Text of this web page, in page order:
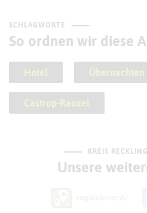
SCHLAGWORTE
So ordnen wir diese
Hotel Übernachten
Castrop-Rauxel
KREIS
Unsere